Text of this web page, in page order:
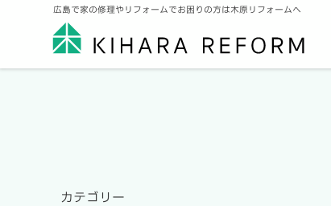
広島で家の修理やリフォームでお困りの方は木原リフォームへ
カテゴリー